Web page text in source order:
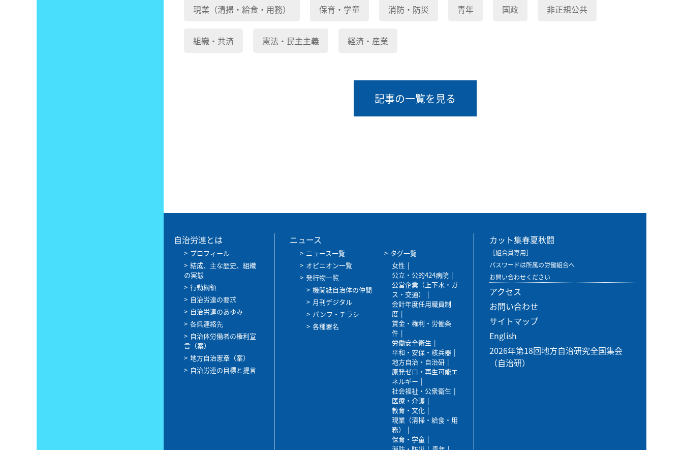
現業（清掃・給食・用務） 保育・学童 消防・防災 青年 国政 非正規公共
組織・共済 憲法・民主主義 経済・産業
記事の一覧を見る
自治労連とは
プロフィール
結成、主な歴史、組織
の実態
行動綱領
自治労連の要求
自治労連のあゆみ
各県連絡先
自治体労働者の権利宣
言（案）
地方自治憲章（案）
自治労連の目標と提言
ニュース
ニュース一覧
オピニオン一覧
発行物一覧
機関紙自治体の仲間
月刊デジタル
パンフ・チラシ
各種署名
タグ一覧
女性
公立・公的424病院
公営企業（上下水・ガ
ス・交通）
会計年度任用職員制
度
賃金・権利・労働条
件
労働安全衛生
平和・安保・核兵器
地方自治・自治研
原発ゼロ・再生可能エ
ネルギー
社会福祉・公衆衛生
医療・介護
教育・文化
現業（清掃・給食・用
務）
保育・学童
カット集春夏秋闘
［組合員専用］
パスワードは所属の労働組合へ
お問い合わせください
アクセス
お問い合わせ
サイトマップ
English
2026年第18回地方自治研究全国集会
（自治研）